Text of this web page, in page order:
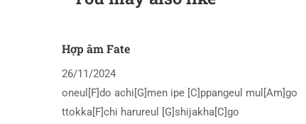
Hợp âm Fate
26/11/2024
oneul[F]do achi[G]men ipe [C]ppangeul mul[Am]go
ttokka[F]chi harureul [G]shijakha[C]go